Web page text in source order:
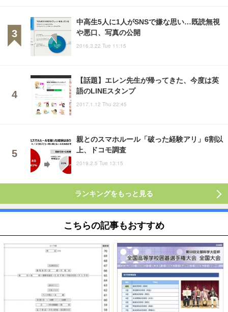
中高生5人に1人がSNSで嫌な思い…既読無視
や悪口、写真の公開
2016.3.22 Tue 11:15
【話題】エレン先生が帰ってきた、今度は英
語のLINEスタンプ
2017.1.12 Thu 22:45
親とのスマホルール「破った経験アリ」6割以
上、ドコモ調査
2019.2.5 Tue 13:15
ランキングをもっと見る
こちらの記事もおすすめ